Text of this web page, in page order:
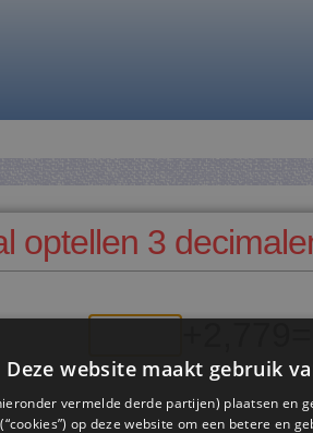
optellen 3
Deze website maakt gebruik
vermelde derde partijen) plaatsen en
op deze website om een ​​betere en